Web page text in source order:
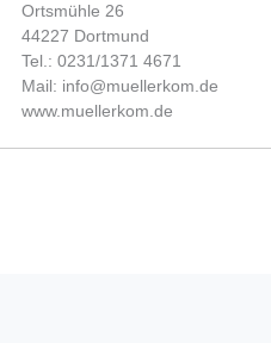
Ortsmühle 26
44227 Dortmund
Tel.: 0231/1371 4671
Mail: info@muellerkom.de
www.muellerkom.de